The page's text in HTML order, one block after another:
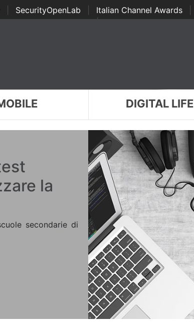
SecurityOpenLab Italian Channel Awards
Awards | ...
DIGITAL LIFE
la
secondarie di